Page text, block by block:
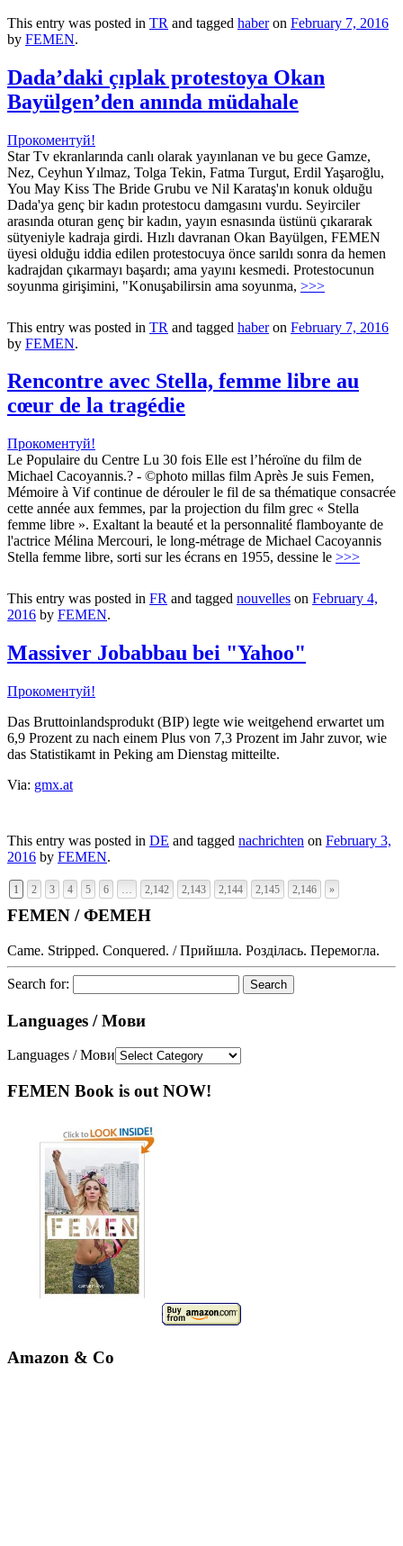
This entry was posted in TR and tagged haberon February 7, 2016
by FEMEN.
Dada’daki çıplak protestoya Okan
Bayülgen’den anında müdahale
Прокоментуй!
Star Tv ekranlarında canlı olarak yayınlanan ve bu gece Gamze,
Nez, Ceyhun Yılmaz, Tolga Tekin, Fatma Turgut, Erdil Yaşaroğlu,
You May Kiss The Bride Grubu ve Nil Karataş'ın konuk olduğu
Dada'ya genç bir kadın protestocu damgasını vurdu. Seyirciler
arasında oturan genç bir kadın, yayın esnasında üstünü çıkararak
sütyeniyle kadraja girdi. Hızlı davranan Okan Bayülgen, FEMEN
üyesi olduğu iddia edilen protestocuya önce sarıldı sonra da hemen
kadrajdan çıkarmayı başardı; ama yayını kesmedi. Protestocunun
soyunma girişimini, "Konuşabilirsin ama soyunma, >>>
This entry was posted in TR and tagged haberon February 7, 2016
by FEMEN.
Rencontre avec Stella, femme libre au
cœur de la tragédie
Прокоментуй!
Le Populaire du Centre Lu 30 fois Elle est l’héroïne du film de
Michael Cacoyannis.? - ©photo millas film Après Je suis Femen,
Mémoire à Vif continue de dérouler le fil de sa thématique consacrée
cette année aux femmes, par la projection du film grec « Stella
femme libre ». Exaltant la beauté et la personnalité flamboyante de
l'actrice Mélina Mercouri, le long-métrage de Michael Cacoyannis
Stella femme libre, sorti sur les écrans en 1955, dessine le >>>
This entry was posted in FR and tagged nouvelles on February 4,
2016 by FEMEN.
Massiver Jobabbau bei "Yahoo"
Прокоментуй!
Das Bruttoinlandsprodukt (BIP) legte wie weitgehend erwartet um
6,9 Prozent zu nach einem Plus von 7,3 Prozent im Jahr zuvor, wie
das Statistikamt in Peking am Dienstag mitteilte.
Via: gmx.at
This entry was posted in DE and tagged nachrichten on February 3,
2016 by FEMEN.
1 2 3 4 5 6 … 2,142 2,143 2,144 2,145 2,146 »
FEMEN / ФЕМЕН
Came. Stripped. Conquered. / Прийшла. Розділась. Перемогла.
Search for:
Languages / Мови
Languages / Мови
FEMEN Book is out NOW!
Amazon & Co